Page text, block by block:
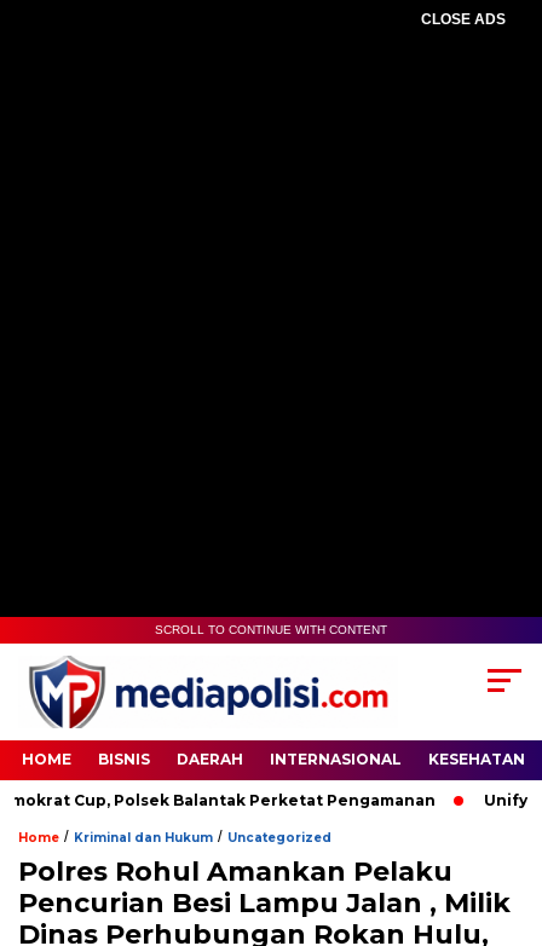
CLOSE ADS
SCROLL TO CONTINUE WITH CONTENT
HOME BISNIS DAERAH INTERNASIONAL KESEHATAN
Cup, Polsek Balantak Perketat Pengamanan Unifying the
Home / Kriminal dan Hukum / Uncategorized
Polres Rohul Amankan Pelaku
Pencurian Besi Lampu Jalan , Milik
Dinas Perhubungan Rokan Hulu,